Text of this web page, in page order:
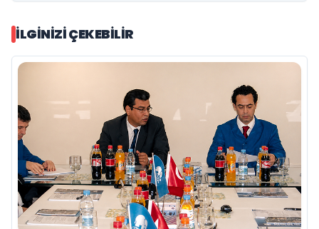
İLGINIZI ÇEKEBILIR